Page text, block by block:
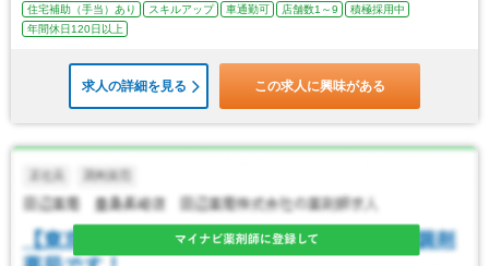
住宅補助（手当）あり
スキルアップ 車通勤可 店舗数1～9
積極採用中
年間休日120日以上
求人の詳細を見る この求人に興味がある